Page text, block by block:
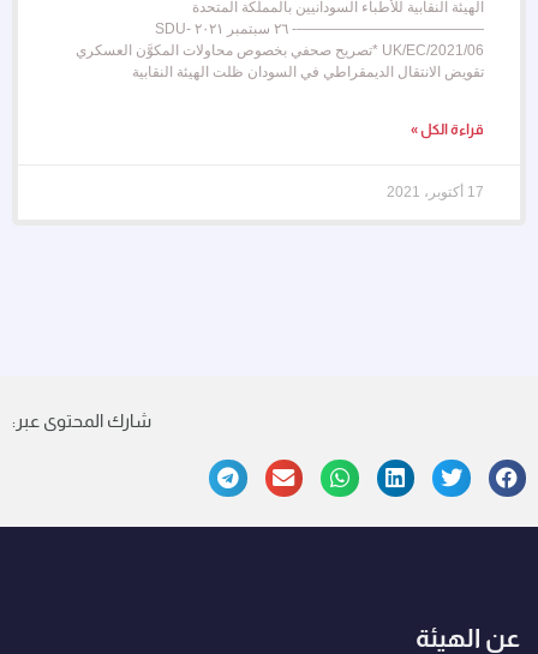
الهيئة النقابية للأطباء السودانيين بالمملكة المتحدة
—————————————- ٢٦ سبتمبر ٢٠٢١ SDU-
UK/EC/2021/06 *تصريح صحفي بخصوص محاولات المكوَّن العسكري
تقويض الانتقال الديمقراطي في السودان ظلت الهيئة النقابية
قراءة الكل »
17 أكتوبر، 2021
شارك المحتوى عبر:
عن الهيئة